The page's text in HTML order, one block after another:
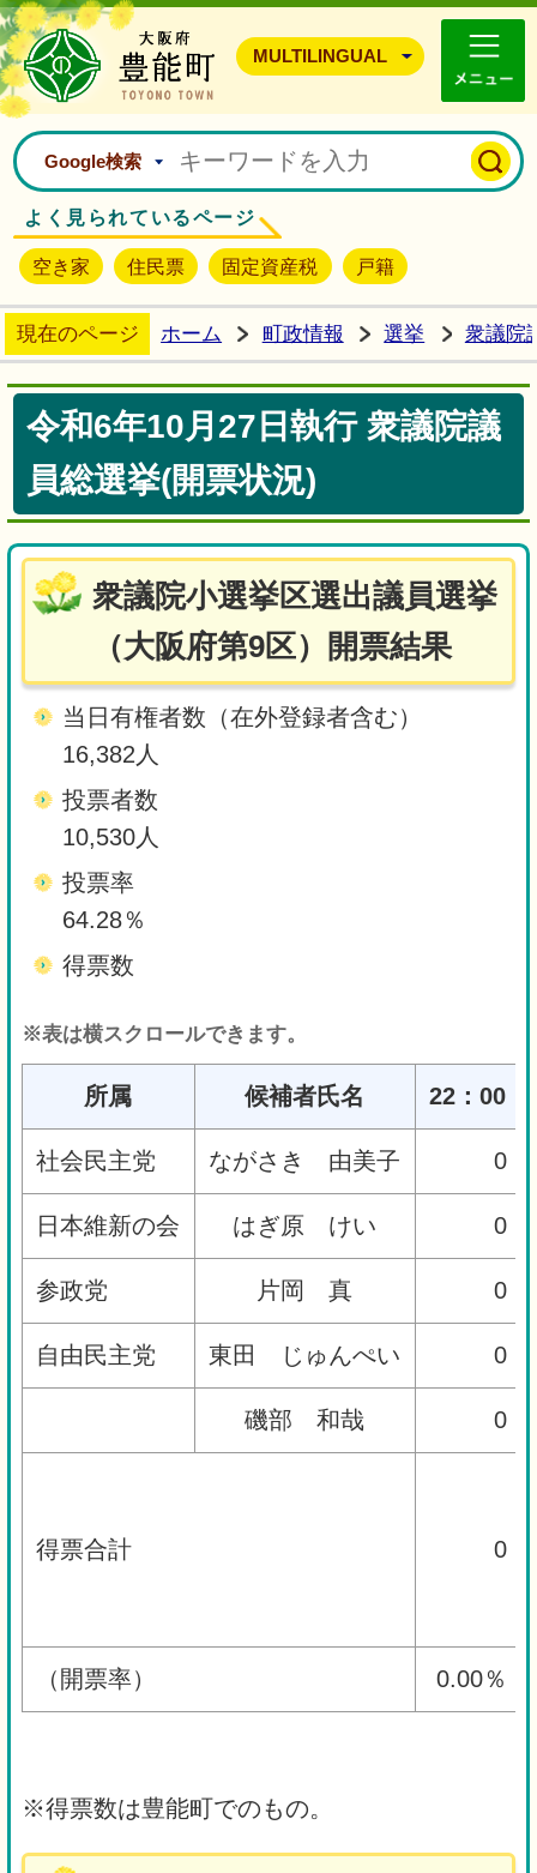
豊能町ホームページ
MULTILINGUAL
Google検索
よく見られているページ
空き家 住民票 固定資産税 戸籍
現在のページ ホーム 町政情報 選挙 衆議院
令和6年10月27日執行 衆議院議
員総選挙(開票状況)
衆議院小選挙区選出議員選挙
（大阪府第9区）開票結果
当日有権者数（在外登録者含む）
16,382人
投票者数
10,530人
投票率
64.28％
得票数
※表は横スクロールできます。
所属 候補者氏名 22：00
社会民主党 ながさき 由美子 0
日本維新の会 はぎ原 けい 0
参政党 片岡 真 0
自由民主党 東田 じゅんぺい 0
磯部 和哉 0
得票合計 0
（開票率） 0.00％
※得票数は豊能町でのもの。